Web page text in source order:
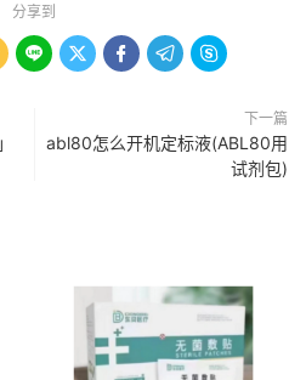
分享到
    
下一篇
abl80怎么开机定标液(ABL80用
试剂包)